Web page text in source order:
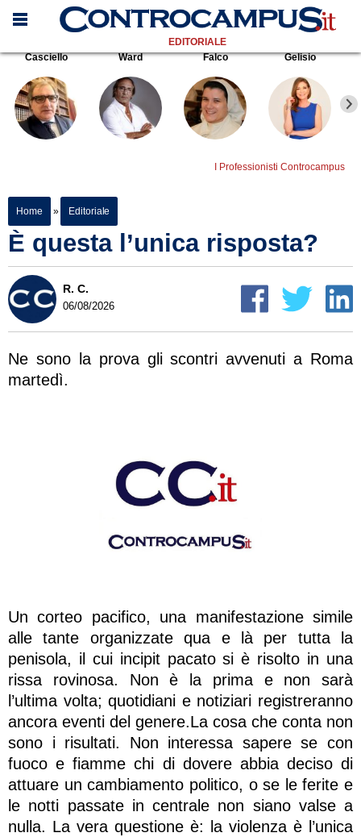
EDITORIALE
Casciello
Ward Falco Gelisio
I Professionisti Controcampus
Home » Editoriale
È questa l’unica risposta?
R. C.
06/08/2026
Ne sono la prova gli scontri avvenuti a Roma
martedì.
Un corteo pacifico, una manifestazione simile
alle tante organizzate qua e là per tutta la
penisola, il cui incipit pacato si è risolto in una
rissa rovinosa. Non è la prima e non sarà
l’ultima volta; quotidiani e notiziari registreranno
ancora eventi del genere.La cosa che conta non
sono i risultati. Non interessa sapere se con
fuoco e fiamme chi di dovere abbia deciso di
attuare un cambiamento politico, o se le ferite e
le notti passate in centrale non siano valse a
nulla. La vera questione è: la violenza è l’unica